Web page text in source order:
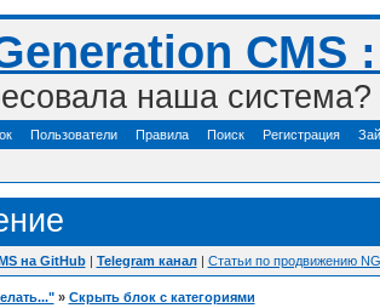
наша
Пользователи Правила Поиск Регистрация
на GitHub| Telegram канал| Статьи по продвижению
» Скрыть блок с категориями